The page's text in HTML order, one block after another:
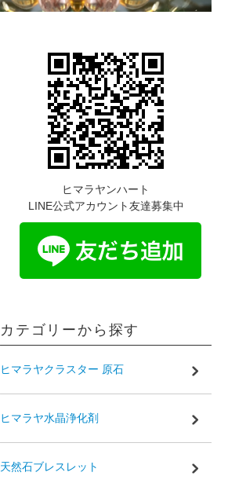
ヒマラヤンハート
LINE公式アカウント友達募集中
カテゴリーから探す
ヒマラヤクラスター 原石
ヒマラヤ水晶浄化剤
天然石ブレスレット